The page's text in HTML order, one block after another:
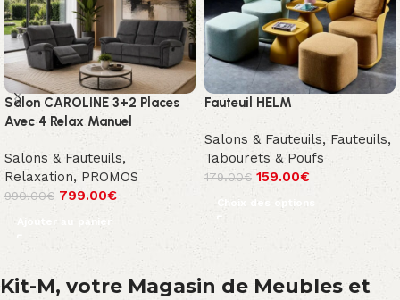
Salon CAROLINE 3+2 Places
Avec 4 Relax Manuel
Salons & Fauteuils,
Relaxation, PROMOS
990.00€ 799.00€
Ajouter au panier
Fauteuil HELM
Salons & Fauteuils, Fauteuils,
Tabourets & Poufs
179.00€ 159.00€
Choix des options
Kit-M, votre Magasin de Meubles et